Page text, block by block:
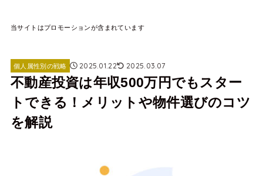
当サイトはプロモーションが含まれています
個人属性別の戦略 2025.01.22 2025.03.07
不動産投資は年収500万円でもスター
トできる！メリットや物件選びのコツ
を解説